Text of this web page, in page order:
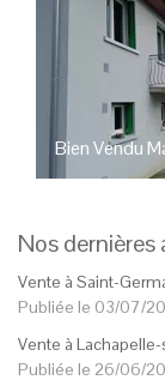
Bien Vendu
Nos dernières
Vente à Saint-
Publiée le 03/07/
Vente à
Publiée le 26/06/